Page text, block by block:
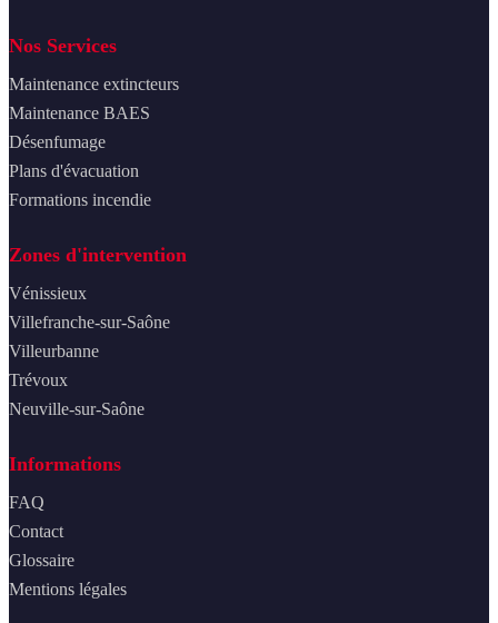
Nos Services
Maintenance extincteurs
Maintenance BAES
Désenfumage
Plans d'évacuation
Formations incendie
Zones d'intervention
Vénissieux
Villefranche-sur-Saône
Villeurbanne
Trévoux
Neuville-sur-Saône
Informations
FAQ
Contact
Glossaire
Mentions légales